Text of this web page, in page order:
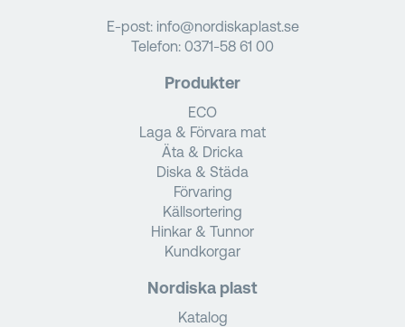
E-post: info@nordiskaplast.se
Telefon: 0371-58 61 00
Produkter
ECO
Laga & Förvara mat
Äta & Dricka
Diska & Städa
Förvaring
Källsortering
Hinkar & Tunnor
Kundkorgar
Nordiska plast
Katalog